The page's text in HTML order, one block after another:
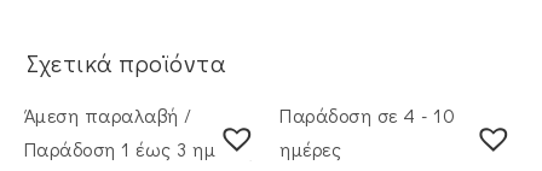
Σχετικά προϊόντα
Άμεση παραλαβή /
Παράδoση 1 έως 3 ημέρες
Παράδοση σε 4 - 10
ημέρες